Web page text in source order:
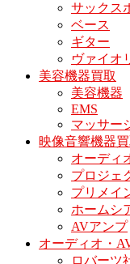
サックス
ベース
ギター
ヴァイオ
美容機器買取
美容機器
EMS
マッサー
映像音響機器
オーディ
プロジェ
プリメイ
ホームシ
AVアンプ
オーディオ・
ロバーツ